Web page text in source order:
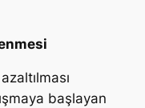
başlayan